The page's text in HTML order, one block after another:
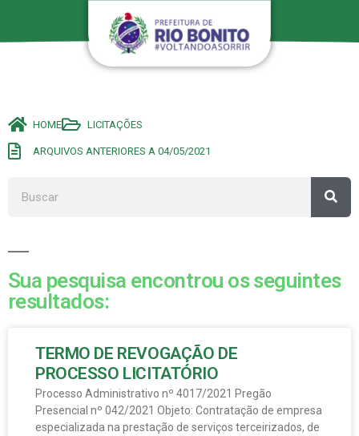
HOME LICITAÇÕES
ARQUIVOS ANTERIORES A 04/05/2021
Sua pesquisa encontrou os seguintes
resultados:
TERMO DE REVOGAÇÃO DE
PROCESSO LICITATÓRIO
Processo Administrativo nº 4017/2021 Pregão
Presencial nº 042/2021 Objeto: Contratação de empresa
especializada na prestação de serviços terceirizados, de